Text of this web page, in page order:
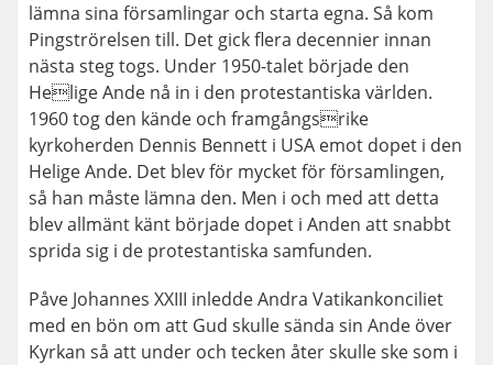
lämna sina församlingar och starta egna. Så kom
Pingströrelsen till. Det gick flera decennier innan
nästa steg togs. Under 1950-talet började den
Helige Ande nå in i den protestantiska världen.
1960 tog den kände och framgångsrike
kyrkoherden Dennis Bennett i USA emot dopet i den
Helige Ande. Det blev för mycket för församlingen,
så han måste lämna den. Men i och med att detta
blev allmänt känt började dopet i Anden att snabbt
sprida sig i de protestantiska samfunden.
Påve Johannes XXIII inledde Andra Vatikankonciliet
med en bön om att Gud skulle sända sin Ande över
Kyrkan så att under och tecken åter skulle ske som i